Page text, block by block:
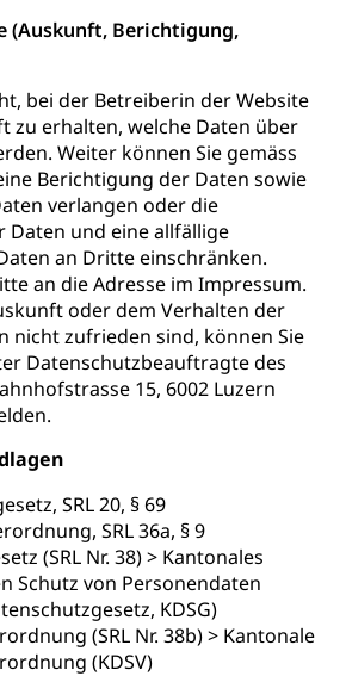
(Auskunft, Berichtigung,
bei der Betreiberin der Website
zu erhalten, welche Daten über
Weiter können Sie gemäss
Berichtigung der Daten sowie
verlangen oder die
und eine allfällige
an Dritte einschränken.
an die Adresse im Impressum.
oder dem Verhalten der
nicht zufrieden sind, können Sie
Datenschutzbeauftragte des
15, 6002 Luzern
SRL 20, § 69
SRL 36a, § 9
(SRL Nr. 38) > Kantonales
Schutz von Personendaten
KDSG)
(SRL Nr. 38b) > Kantonale
(KDSV)